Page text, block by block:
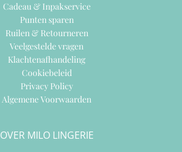
Cadeau & Inpakservice
Punten sparen
Ruilen & Retourneren
Veelgestelde vragen
Klachtenafhandeling
Cookiebeleid
Privacy Policy
Algemene Voorwaarden
OVER MILO LINGERIE